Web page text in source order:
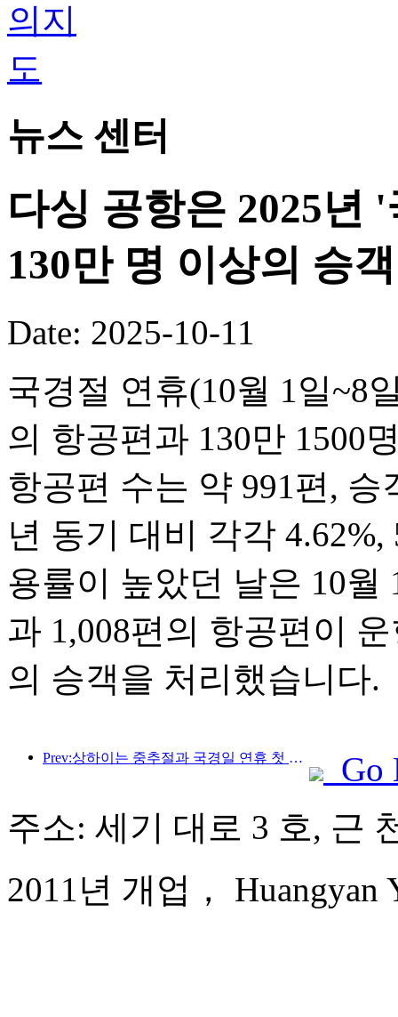
뉴스 센터
다싱 공항은 2025년
130만 명 이상의 승
Date: 2025-10-11
국경절 연휴(10월 1일~8
의 항공편과 130만 1500
항공편 수는 약 991편,
년 동기 대비 각각
용률이 높았던 날은 10월
과 1,008편의 항공편이
의 승객을 처리했습니다.
Prev:상하이는 중추절과 국경일 연휴 첫 4일간 1,511만 명이 넘는 방문객을 맞이했는데, 이는 전년 대비 20% 이상 증가한 수치입니다.
Go
주소: 세기 대로 3 호, 근
2011년 개업， Huangyan